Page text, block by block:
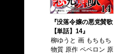
『没落令嬢の悪党賛歌
【単話】14』
柳ゆうと 画 もちもち
物質 原作 ペペロン 原